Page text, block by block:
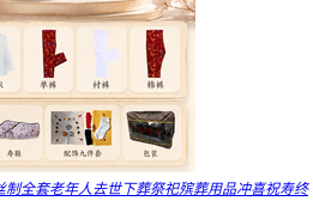
全套老年人去世下葬祭祀殡葬用品冲喜祝寿终